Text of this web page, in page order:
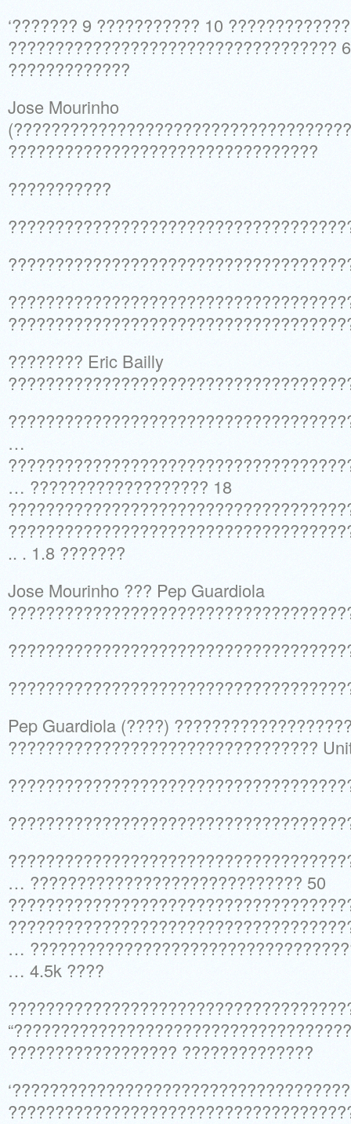
‘??????? 9 ??????????? 10
???????????????????????????????????
?????????????
Jose Mourinho
?????????????????????????????????
???????????
???????? Eric Bailly
…
… ??????????????????? 18
.. . 1.8 ???????
Jose Mourinho ??? Pep Guardiola
Pep Guardiola (????)
?????????????????????????????????
… ????????????????????????????? 50
…
… 4.5k ????
?????????????????? ??????????????